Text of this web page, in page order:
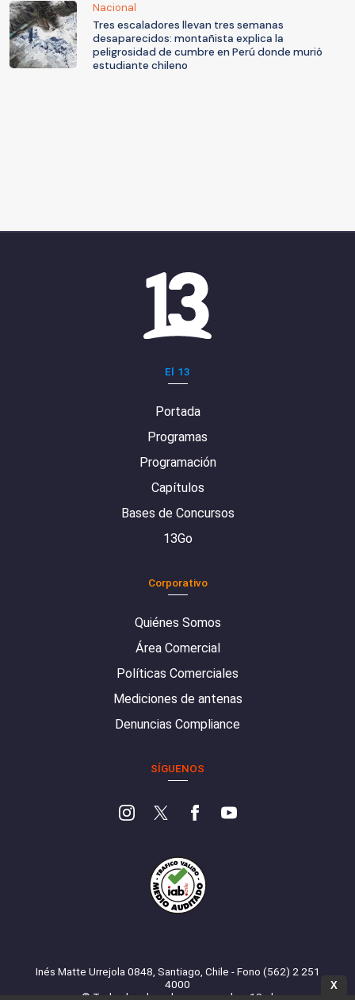
Nacional
Tres escaladores llevan tres semanas
desaparecidos: montañista explica la
peligrosidad de cumbre en Perú donde murió
estudiante chileno
El 13
Portada
Programas
Programación
Capítulos
Bases de Concursos
13Go
Corporativo
Quiénes Somos
Área Comercial
Políticas Comerciales
Mediciones de antenas
Denuncias Compliance
SÍGUENOS
Inés Matte Urrejola 0848, Santiago, Chile - Fono (562) 2 251
4000
© Todos los derechos reservados. 13.cl
X